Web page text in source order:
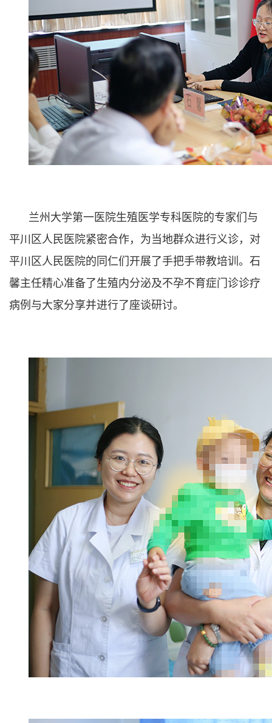
兰州大学第一医院生殖医学专科医院的专家们与
平川区人民医院紧密合作，为当地群众进行义诊，对
平川区人民医院的同仁们开展了手把手带教培训。石
馨主任精心准备了生殖内分泌及不孕不育症门诊诊疗
病例与大家分享并进行了座谈研讨。